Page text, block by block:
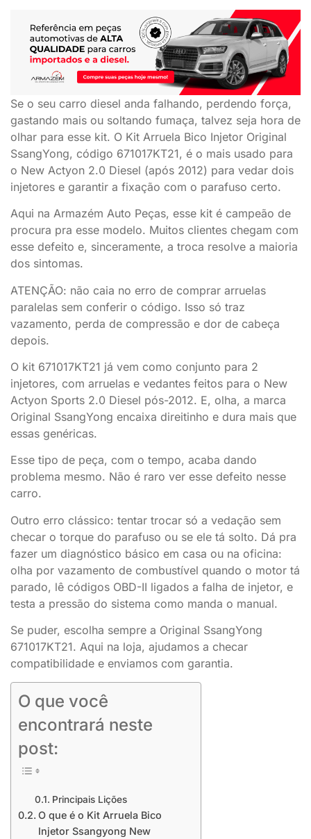
Se o seu carro diesel anda falhando, perdendo força,
gastando mais ou soltando fumaça, talvez seja hora de
olhar para esse kit. O Kit Arruela Bico Injetor Original
SsangYong, código 671017KT21, é o mais usado para
o New Actyon 2.0 Diesel (após 2012) para vedar dois
injetores e garantir a fixação com o parafuso certo.
Aqui na Armazém Auto Peças, esse kit é campeão de
procura pra esse modelo. Muitos clientes chegam com
esse defeito e, sinceramente, a troca resolve a maioria
dos sintomas.
ATENÇÃO: não caia no erro de comprar arruelas
paralelas sem conferir o código. Isso só traz
vazamento, perda de compressão e dor de cabeça
depois.
O kit 671017KT21 já vem como conjunto para 2
injetores, com arruelas e vedantes feitos para o New
Actyon Sports 2.0 Diesel pós-2012. E, olha, a marca
Original SsangYong encaixa direitinho e dura mais que
essas genéricas.
Esse tipo de peça, com o tempo, acaba dando
problema mesmo. Não é raro ver esse defeito nesse
carro.
Outro erro clássico: tentar trocar só a vedação sem
checar o torque do parafuso ou se ele tá solto. Dá pra
fazer um diagnóstico básico em casa ou na oficina:
olha por vazamento de combustível quando o motor tá
parado, lê códigos OBD-II ligados a falha de injetor, e
testa a pressão do sistema como manda o manual.
Se puder, escolha sempre a Original SsangYong
671017KT21. Aqui na loja, ajudamos a checar
compatibilidade e enviamos com garantia.
O que você
encontrará neste
post:
Principais Lições
O que é o Kit Arruela Bico
Injetor Ssangyong New